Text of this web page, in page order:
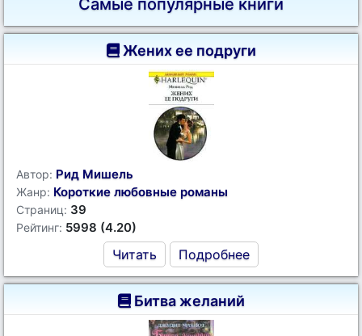
Самые популярные книги
Жених ее подруги
Автор: Рид Мишель
Жанр: Короткие любовные романы
Страниц: 39
Рейтинг: 5998 (4.20)
Читать Подробнее
Битва желаний